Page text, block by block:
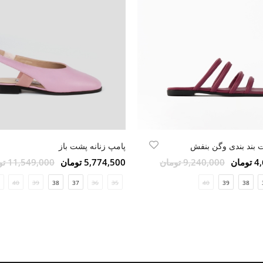
بند بندی وگن بنفش
9,240,000 تومان
38
39
40
پامپ زنانه پشت باز
5,774,500 تومان 11,549,000 تومان
35
36
37
38
39
40